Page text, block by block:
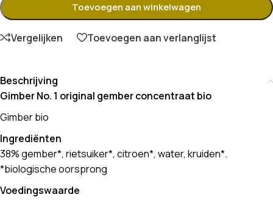
Toevoegen aan winkelwagen
Vergelijken Toevoegen aan verlanglijst
Beschrijving
Gimber No. 1 original gember concentraat bio
Gimber bio
Ingrediënten
38% gember*, rietsuiker*, citroen*, water, kruiden*.
*biologische oorsprong
Voedingswaarde